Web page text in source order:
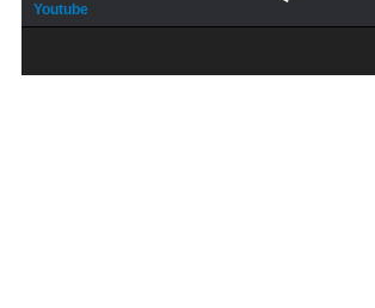
Youtube